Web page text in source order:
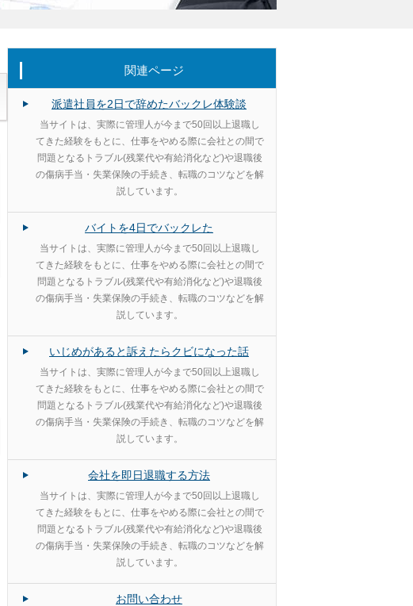
関連ページ
派遣社員を2日で辞めたバックレ体験談
当サイトは、実際に管理人が今まで50回以上退職し
てきた経験をもとに、仕事をやめる際に会社との間で
問題となるトラブル(残業代や有給消化など)や退職後
の傷病手当・失業保険の手続き、転職のコツなどを解
説しています。
バイトを4日でバックレた
当サイトは、実際に管理人が今まで50回以上退職し
てきた経験をもとに、仕事をやめる際に会社との間で
問題となるトラブル(残業代や有給消化など)や退職後
の傷病手当・失業保険の手続き、転職のコツなどを解
説しています。
いじめがあると訴えたらクビになった話
当サイトは、実際に管理人が今まで50回以上退職し
てきた経験をもとに、仕事をやめる際に会社との間で
問題となるトラブル(残業代や有給消化など)や退職後
の傷病手当・失業保険の手続き、転職のコツなどを解
説しています。
会社を即日退職する方法
当サイトは、実際に管理人が今まで50回以上退職し
てきた経験をもとに、仕事をやめる際に会社との間で
問題となるトラブル(残業代や有給消化など)や退職後
の傷病手当・失業保険の手続き、転職のコツなどを解
説しています。
お問い合わせ